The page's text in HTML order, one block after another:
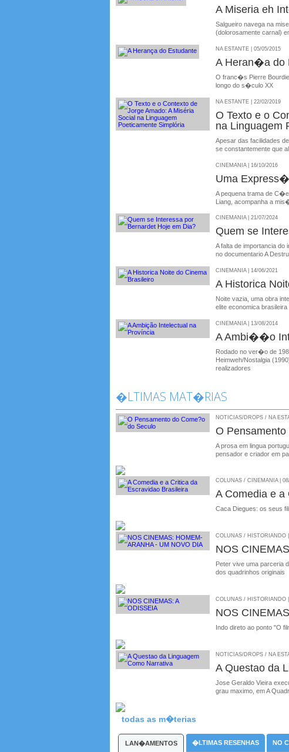
A Miseria eh
Salgueiro navega na
(dolorosamente carnal)
NA ESTANTE | 05/05/2015
A Heran�a do
O franc�s Pierre
longo do s�culo XX
NA ESTANTE | 22/02/2019
O Texto e o
na Linguagem
Apesar das facilidades
se constantemente que
CINEMANIA | 16/10/2016
Uma
A pequena trama de
Liang, acompanha a
CINEMANIA | 21/07/2024
Quem se
A falta de importancia do
no documentario A
CINEMANIA | 14/06/2021
A Historica
Noite vazia, uma obra
elite economica brasileira
CINEMANIA | 13/08/2014
A Ambi��o
Rodado no ver�o de
Heimweh/Nostalgia
realizadores
�LTIMAS MAT�RIAS
NOTICIAS/DROPS / NA
O
A prosa em lingua
pensador e criador em
COLUNAS / CINEMANIA |
A Comedia e a
Caca Diegues: os seus
COLUNAS / HISTORIANDO
NOS
Peter vive uma parceria
dos quadrinhos originais
COLUNAS / HISTORIANDO
NOS
Indo direto ao ponto "O
NOTICIAS/DROPS / NA
A Questao da
Jose Geraldo Vieira
grau maximo, em A
todas as m�terias
LAN�AMENTOS �LTIMAS RESENHAS NO